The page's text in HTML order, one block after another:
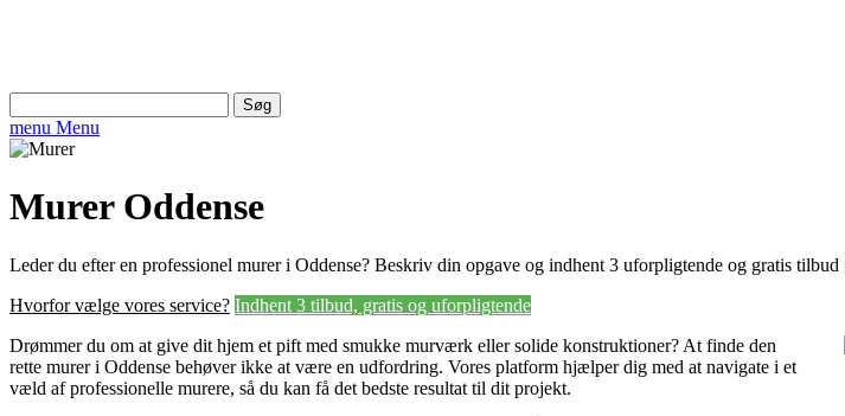
efter:
menu Menu
Murer Oddense
Leder du efter en professionel murer i Oddense? Beskriv din opgave og indhent 3 uforpligtende og gratis
Hvorfor vælge vores service? Indhent 3 tilbud, gratis og uforpligtende
Drømmer du om at give dit hjem et pift med smukke murværk eller solide konstruktioner? At finde den
rette murer i Oddense behøver ikke at være en udfordring. Vores platform hjælper dig med at navigate i et
væld af professionelle murere, så du kan få det bedste resultat til dit projekt.